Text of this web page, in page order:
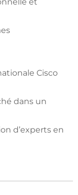
Cisco
dans un
d’experts en